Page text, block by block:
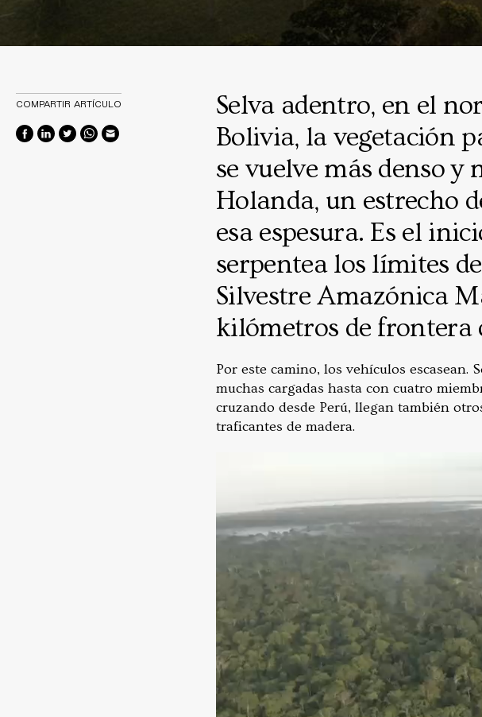
Selva adentro, en el
Bolivia, la vegetación
se vuelve más denso
Holanda, un estrecho
esa espesura. Es el
serpentea los límites
Silvestre Amazónica
kilómetros de frontera
Por este camino, los vehículos escasean.
muchas cargadas hasta con cuatro
cruzando desde Perú, llegan también
traficantes de madera.
COMPARTIR ARTÍCULO